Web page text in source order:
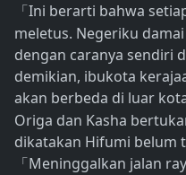
「 Ini berarti bahwa
meletus. Negeriku
dengan caranya sendiri
demikian, ibukota
akan berbeda di luar
Origa dan Kasha
dikatakan Hifumi belum
「 Meninggalkan jalan